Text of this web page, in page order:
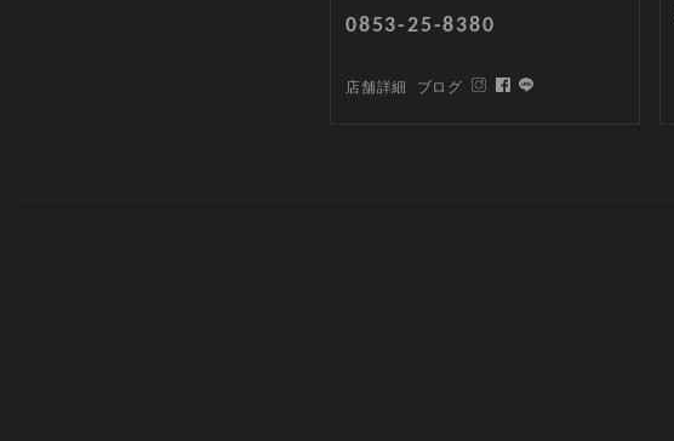
0853-25-8380
店舗詳細 ブログ